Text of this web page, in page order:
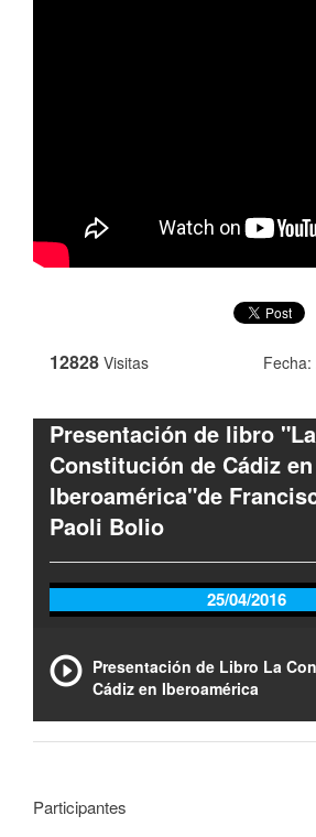
12828 Visitas
Presentación de libro "La
Constitución de Cádiz en
Iberoamérica"de
Paoli Bolio
25/04/2016
Presentación de Libro La
Cádiz en Iberoamérica
Participantes